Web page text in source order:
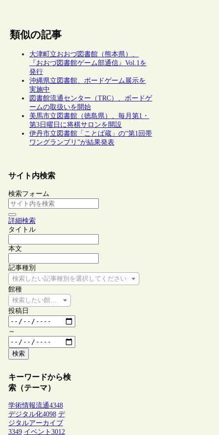
類似の記事
大津町立おおづ図書館（熊本県）、
『おおづ図書館ゲーム部通信』Vol.1を
発行
沖縄県立図書館、ボードゲーム展示を
実施中
図書館流通センター（TRC）、ボードゲ
ームの取扱いを開始
美馬市立図書館（徳島県）、毎月第1・
第3日曜日に将棋サロンを開設
伊丹市立図書館「ことば蔵」の“第1回帯
ワングランプリ”が結果発表
サイト内検索
検索フォーム
詳細検索
タイトル
本文
記事種別
検索したい記事種別を選択してください
館種
検索したい館種を選択してください
投稿日
～
検索
キーワードから検
索（テーマ）
学術情報流通4348
デジタル化4098 デ
ジタルアーカイブ
3349 イベント 3012